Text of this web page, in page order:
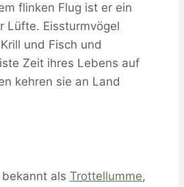
flinken Flug ist er ein
Lüfte. Eissturmvögel
und Fisch und
Zeit ihres Lebens auf
kehren sie an Land
als Trottellumme,